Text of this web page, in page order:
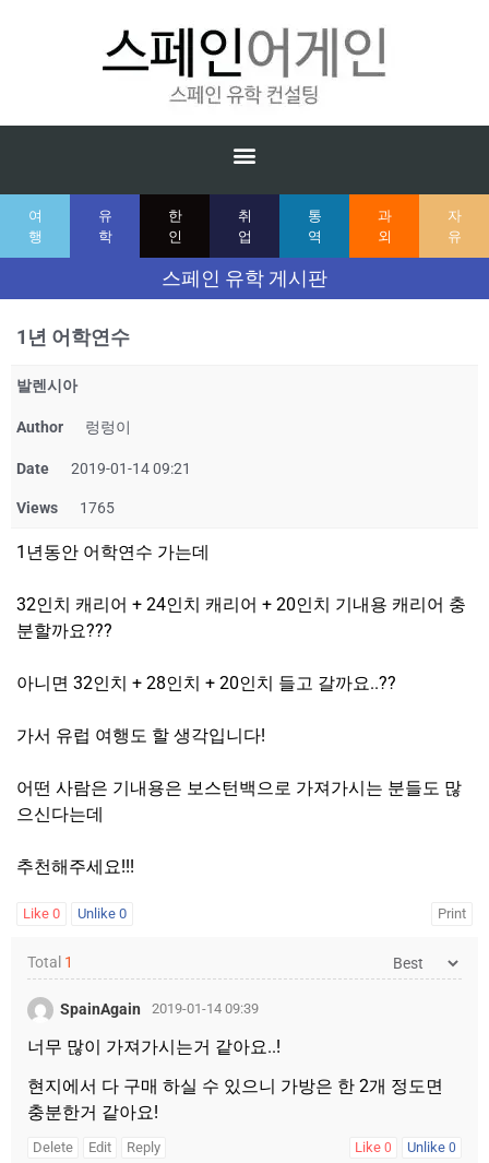
여
행
유
학
한
인
취
업
통
역
과
외
자
유
스페인 유학 게시판
1년 어학연수
발렌시아
Author 렁렁이
Date 2019-01-14 09:21
Views 1765
1년동안 어학연수 가는데
32인치 캐리어 + 24인치 캐리어 + 20인치 기내용 캐리어 충
분할까요???
아니면 32인치 + 28인치 + 20인치 들고 갈까요..??
가서 유럽 여행도 할 생각입니다!
어떤 사람은 기내용은 보스턴백으로 가져가시는 분들도 많
으신다는데
추천해주세요!!!
Like 0 Unlike 0 Print
Total 1
SpainAgain 2019-01-14 09:39
너무 많이 가져가시는거 같아요..!
현지에서 다 구매 하실 수 있으니 가방은 한 2개 정도면
충분한거 같아요!
Delete Edit Reply Like 0 Unlike 0